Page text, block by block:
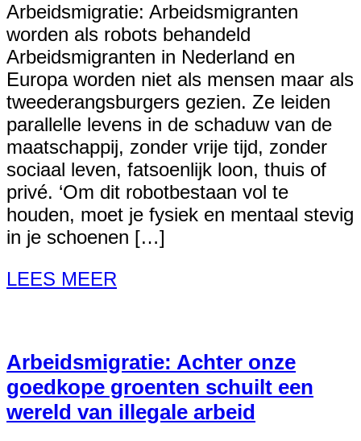
Arbeidsmigratie: Arbeidsmigranten
worden als robots behandeld
Arbeidsmigranten in Nederland en
Europa worden niet als mensen maar als
tweederangsburgers gezien. Ze leiden
parallelle levens in de schaduw van de
maatschappij, zonder vrije tijd, zonder
sociaal leven, fatsoenlijk loon, thuis of
privé. ‘Om dit robotbestaan vol te
houden, moet je fysiek en mentaal stevig
in je schoenen […]
LEES MEER
Arbeidsmigratie: Achter onze
goedkope groenten schuilt een
wereld van illegale arbeid